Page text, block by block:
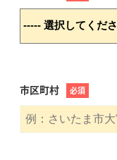
市区町村 必須